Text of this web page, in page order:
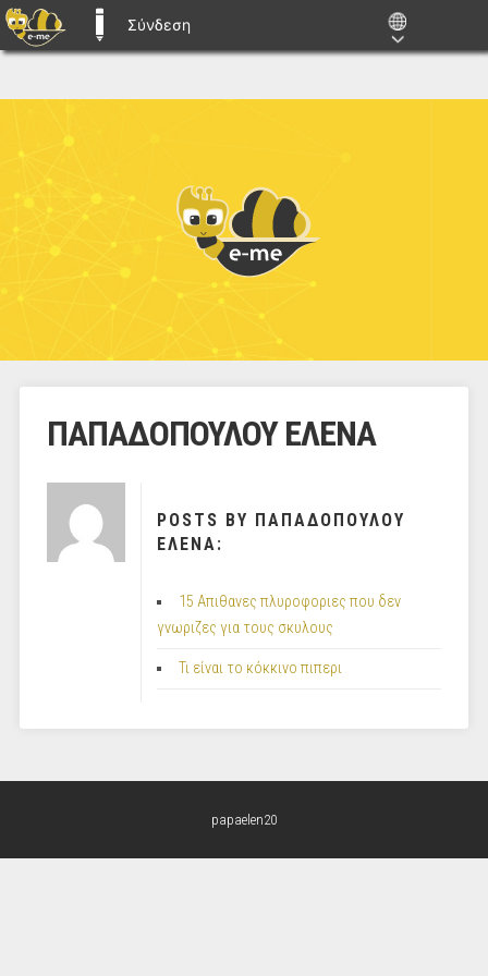
E-ME BLOGS
Σύνδεση
ΠΑΠΑΔΟΠΟΥΛΟΥ ΕΛΕΝΑ
POSTS BY ΠΑΠΑΔΟΠΟΥΛΟΥ
ΕΛΕΝΑ:
15 Απιθανες πλυροφοριες που δεν
γνωριζες για τους σκυλους
Τι είναι το κόκκινο πιπερι
papaelen20